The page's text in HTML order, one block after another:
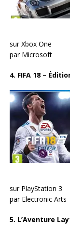
sur Xbox One
par Microsoft
4. FIFA 18 –
sur PlayStation 3
par Electronic Arts
5. L’Aventure